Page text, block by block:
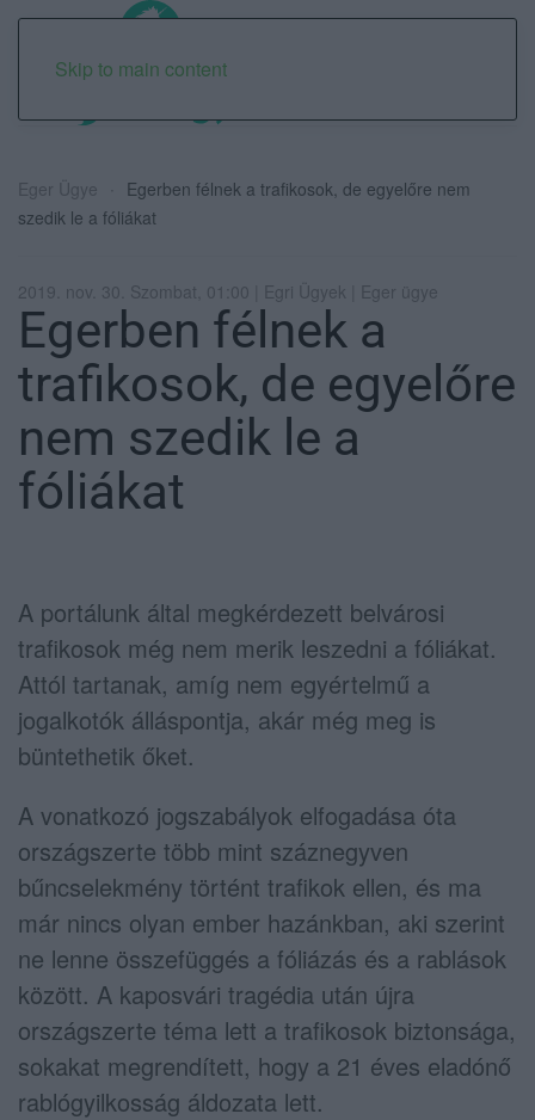
Skip to main content
Eger Ügye
Egerben félnek a trafikosok, de egyelőre nem
szedik le a fóliákat
2019. nov. 30. Szombat, 01:00 | Egri Ügyek | Eger ügye
Egerben félnek a
trafikosok, de egyelőre
nem szedik le a
fóliákat
A portálunk által megkérdezett belvárosi
trafikosok még nem merik leszedni a fóliákat.
Attól tartanak, amíg nem egyértelmű a
jogalkotók álláspontja, akár még meg is
büntethetik őket.
A vonatkozó jogszabályok elfogadása óta
országszerte több mint száznegyven
bűncselekmény történt trafikok ellen, és ma
már nincs olyan ember hazánkban, aki szerint
ne lenne összefüggés a fóliázás és a rablások
között. A kaposvári tragédia után újra
országszerte téma lett a trafikosok biztonsága,
sokakat megrendített, hogy a 21 éves eladónő
rablógyilkosság áldozata lett.